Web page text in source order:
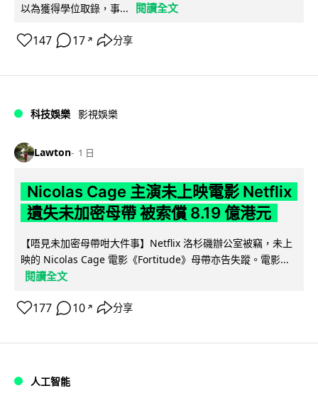
以為獲得學位取錄，事...
閱讀全文
147 17 ↗ 分享
科技娛樂 影視娛樂
Lawton 1 日
Nicolas Cage 主演未上映電影 Netflix
遺失未加密母帶 被索償 8.19 億港元
【唔見未加密母帶咁大件事】Netflix 洛杉磯辦公室被竊，未上
映的 Nicolas Cage 電影《Fortitude》母帶亦告失蹤。電影...
閱讀全文
177 10 ↗ 分享
人工智能